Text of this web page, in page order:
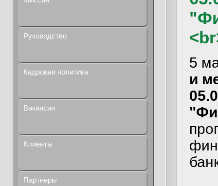
Руководство
Кадровая политика
Вакансии
Клиенты
Партнеры
5
и